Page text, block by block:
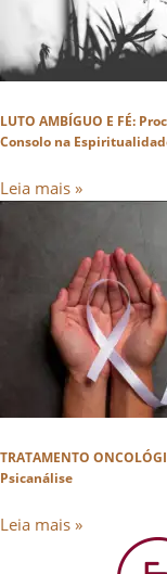
LUTO AMBÍGUO E FÉ:
Consolo na
Leia mais »
TRATAMENTO
Psicanálise
Leia mais »